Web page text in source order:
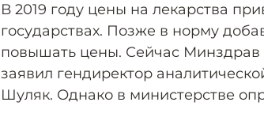
В 2019 году цены на лекарства
государствах. Позже в норму
повышать цены. Сейчас Минздрав
заявил гендиректор
Шуляк. Однако в министерстве